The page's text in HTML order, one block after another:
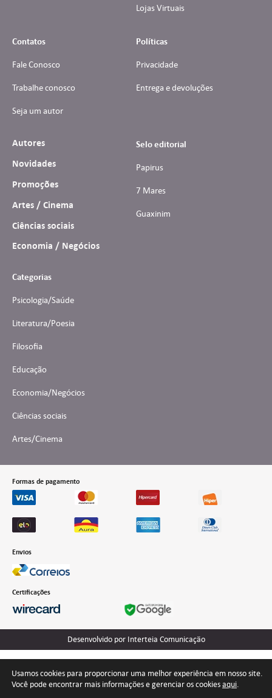
Lojas Virtuais
Contatos
Fale Conosco
Trabalhe conosco
Seja um autor
Políticas
Privacidade
Entrega e devoluções
Autores
Novidades
Promoções
Artes / Cinema
Ciências sociais
Economia / Negócios
Selo editorial
Papirus
7 Mares
Guaxinim
Categorias
Psicologia/Saúde
Literatura/Poesia
Filosofia
Educação
Economia/Negócios
Ciências sociais
Artes/Cinema
Formas de pagamento
Envios
Certificações
Desenvolvido por Interteia Comunicação
Usamos cookies para proporcionar uma melhor experiência em nosso site.
Você pode encontrar mais informações e gerenciar os cookiesaqui.